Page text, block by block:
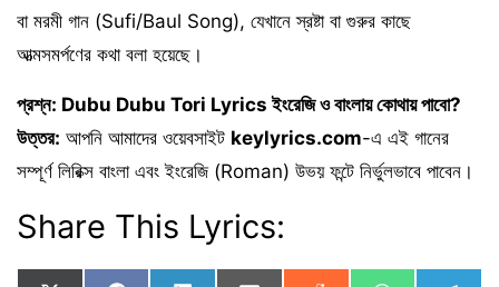
বা মরমী গান (Sufi/Baul Song), যেখানে স্রষ্টা বা গুরুর কাছে
আত্মসমর্পণের কথা বলা হয়েছে।
প্রশ্ন: Dubu Dubu Tori Lyrics ইংরেজি ও বাংলায় কোথায় পাবো?
উত্তর: আপনি আমাদের ওয়েবসাইট keylyrics.com-এ এই গানের
সম্পূর্ণ লিরিক্স বাংলা এবং ইংরেজি (Roman) উভয় ফন্টে নির্ভুলভাবে পাবেন।
Share This Lyrics: